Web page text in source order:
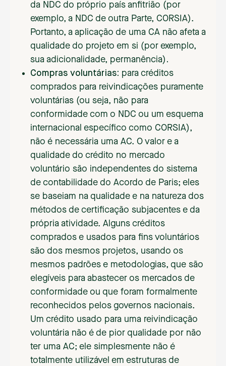
da NDC do próprio país anfitrião (por
exemplo, a NDC de outra Parte, CORSIA).
Portanto, a aplicação de uma CA não afeta a
qualidade do projeto em si (por exemplo,
sua adicionalidade, permanência) .
Compras voluntárias: para créditos
comprados para reivindicações puramente
voluntárias (ou seja, não para
conformidade com o NDC ou um esquema
internacional específico como CORSIA),
não é necessária uma AC. O valor e a
qualidade do crédito no mercado
voluntário são independentes do sistema
de contabilidade do Acordo de Paris; eles
se baseiam na qualidade e na natureza dos
métodos de certificação subjacentes e da
própria atividade. Alguns créditos
comprados e usados para fins voluntários
são dos mesmos projetos, usando os
mesmos padrões e metodologias, que são
elegíveis para abastecer os mercados de
conformidade ou que foram formalmente
reconhecidos pelos governos nacionais.
Um crédito usado para uma reivindicação
voluntária não é de pior qualidade por não
ter uma AC; ele simplesmente não é
totalmente utilizável em estruturas de